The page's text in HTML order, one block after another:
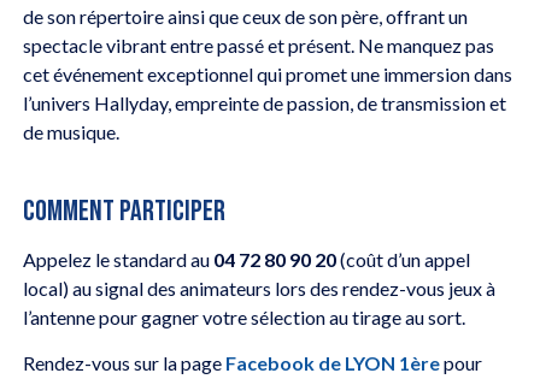
de son répertoire ainsi que ceux de son père, offrant un
spectacle vibrant entre passé et présent. Ne manquez pas
cet événement exceptionnel qui promet une immersion dans
l’univers Hallyday, empreinte de passion, de transmission et
de musique.
COMMENT PARTICIPER
Appelez le standard au 04 72 80 90 20(coût d’un appel
local) au signal des animateurs lors des rendez-vous jeux à
l’antenne pour gagner votre sélection au tirage au sort.
Rendez-vous sur la page Facebook de LYON 1èrepour